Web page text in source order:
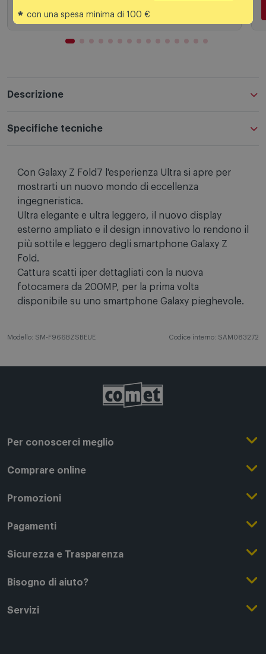
Descrizione
Specifiche tecniche
Con Galaxy Z Fold7 l'esperienza Ultra si apre per
mostrarti un nuovo mondo di eccellenza
ingegneristica.
Ultra elegante e ultra leggero, il nuovo display
esterno ampliato e il design innovativo lo rendono il
più sottile e leggero degli smartphone Galaxy Z
Fold.
Cattura scatti iper dettagliati con la nuova
fotocamera da 200MP, per la prima volta
disponibile su uno smartphone Galaxy pieghevole.
Modello: SM-F966BZSBEUE Codice interno: SAM083272
Per conoscerci meglio
Il Gruppo Comet
Punti di forza
Comprare online
Registrati su Comet
Acquista Online
Servizi aggiuntivi di consegna
Promozioni
Outlet
Pagamenti
Modalità di pagamento
Finanziamenti online
Sicurezza e Trasparenza
Condizioni generali di vendita
Garanzia Legale
Bisogno di aiuto?
Segui il tuo ordine
Servizi
* con una spesa minima di 100 €